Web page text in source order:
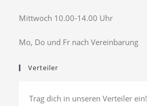
Mittwoch 10.00-14.00 Uhr
Mo, Do und Fr nach Vereinbarung
Verteiler
Trag dich in unseren Verteiler ein!